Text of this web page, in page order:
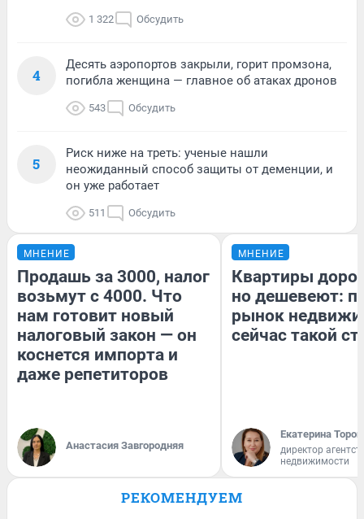
1 322 Обсудить
4
Десять аэропортов закрыли, горит промзона,
погибла женщина — главное об атаках дронов
543 Обсудить
5
Риск ниже на треть: ученые нашли
неожиданный способ защиты от деменции, и
он уже работает
511 Обсудить
МНЕНИЕ
Продашь за 3000, налог
возьмут с 4000. Что
нам готовит новый
налоговый закон — он
коснется импорта и
даже репетиторов
Анастасия Завгородняя
МНЕНИЕ
Квартиры
но дешевеют:
рынок
сейчас такой
Екатерина
директор
недвижимости
РЕКОМЕНДУЕМ